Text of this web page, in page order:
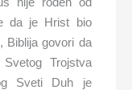
da je Hrist bio
Biblija govori da
Trojstva
Sveti Duh je